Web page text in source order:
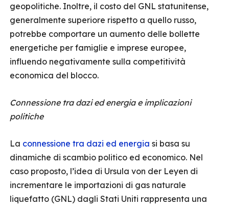
geopolitiche. Inoltre, il costo del GNL statunitense,
generalmente superiore rispetto a quello russo,
potrebbe comportare un aumento delle bollette
energetiche per famiglie e imprese europee,
influendo negativamente sulla competitività
economica del blocco.
Connessione tra dazi ed energia e implicazioni
politiche
La connessione tra dazi ed energia si basa su
dinamiche di scambio politico ed economico. Nel
caso proposto, l’idea di Ursula von der Leyen di
incrementare le importazioni di gas naturale
liquefatto (GNL) dagli Stati Uniti rappresenta una